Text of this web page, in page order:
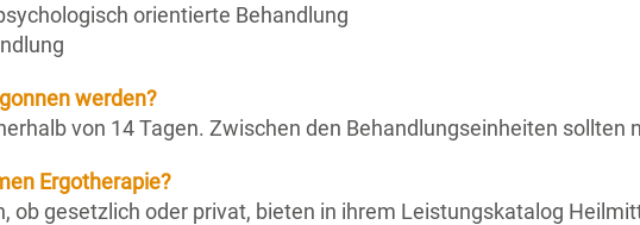
orientierte Behandlung
werden?
von 14 Tagen. Zwischen den Behandlungseinheiten sollten
Ergotherapie?
ob gesetzlich oder privat, bieten in ihrem Leistungskatalog